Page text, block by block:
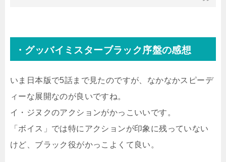
・グッバイミスターブラック序盤の感想
いま日本版で5話まで見たのですが、なかなかスピーデ
ィーな展開なのが良いですね。
イ・ジヌクのアクションがかっこいいです。
「ボイス」では特にアクションが印象に残っていない
けど、ブラック役がかっこよくて良い。